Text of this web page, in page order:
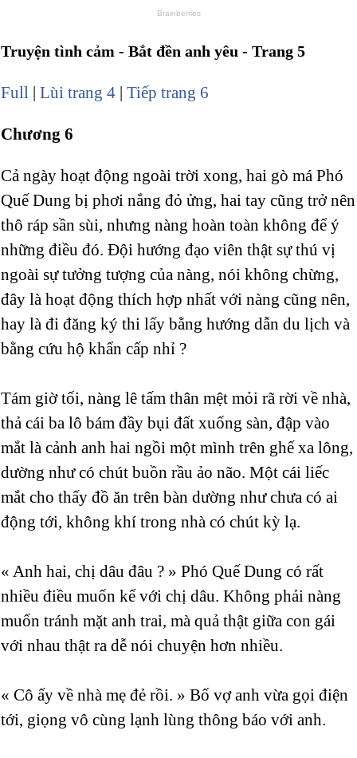
Truyện tình cảm - Bắt đền anh yêu - Trang 5
Full | Lùi trang 4 | Tiếp trang 6
Chương 6
Cả ngày hoạt động ngoài trời xong, hai gò má Phó
Quế Dung bị phơi nắng đỏ ửng, hai tay cũng trở nên
thô ráp sần sùi, nhưng nàng hoàn toàn không để ý
những điều đó. Đội hướng đạo viên thật sự thú vị
ngoài sự tưởng tượng của nàng, nói không chừng,
đây là hoạt động thích hợp nhất với nàng cũng nên,
hay là đi đăng ký thi lấy bằng hướng dẫn du lịch và
bằng cứu hộ khẩn cấp nhỉ ?
Tám giờ tối, nàng lê tấm thân mệt mỏi rã rời về nhà,
thả cái ba lô bám đầy bụi đất xuống sàn, đập vào
mắt là cảnh anh hai ngồi một mình trên ghế xa lông,
dường như có chút buồn rầu ảo não. Một cái liếc
mắt cho thấy đồ ăn trên bàn dường như chưa có ai
động tới, không khí trong nhà có chút kỳ lạ.
« Anh hai, chị dâu đâu ? » Phó Quế Dung có rất
nhiều điều muốn kể với chị dâu. Không phải nàng
muốn tránh mặt anh trai, mà quả thật giữa con gái
với nhau thật ra dễ nói chuyện hơn nhiều.
« Cô ấy về nhà mẹ đẻ rồi. » Bố vợ anh vừa gọi điện
tới, giọng vô cùng lạnh lùng thông báo với anh.